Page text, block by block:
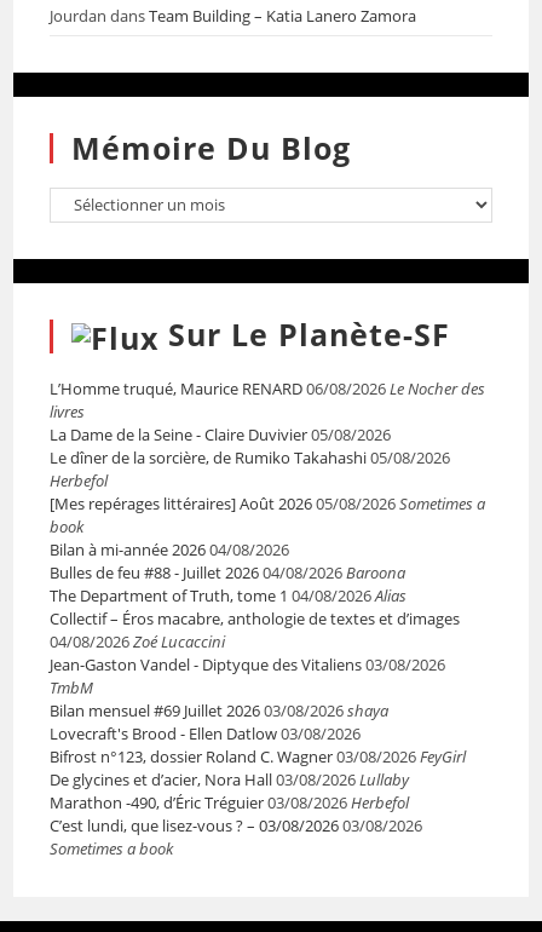
Jourdan dansTeam Building – Katia Lanero Zamora
Mémoire Du Blog
Sur Le Planète-SF
L’Homme truqué, Maurice RENARD06/08/2026Le Nocher des
livres
La Dame de la Seine - Claire Duvivier05/08/2026
Le dîner de la sorcière, de Rumiko Takahashi05/08/2026
Herbefol
[Mes repérages littéraires] Août 202605/08/2026Sometimes a
book
Bilan à mi-année 202604/08/2026
Bulles de feu #88 - Juillet 202604/08/2026Baroona
The Department of Truth, tome 1 04/08/2026Alias
Collectif – Éros macabre, anthologie de textes et d’images
04/08/2026Zoé Lucaccini
Jean-Gaston Vandel - Diptyque des Vitaliens03/08/2026
TmbM
Bilan mensuel #69 Juillet 202603/08/2026shaya
Lovecraft's Brood - Ellen Datlow03/08/2026
Bifrost n°123, dossier Roland C. Wagner03/08/2026FeyGirl
De glycines et d’acier, Nora Hall03/08/2026Lullaby
Marathon -490, d’Éric Tréguier03/08/2026Herbefol
C’est lundi, que lisez-vous ? – 03/08/202603/08/2026
Sometimes a book